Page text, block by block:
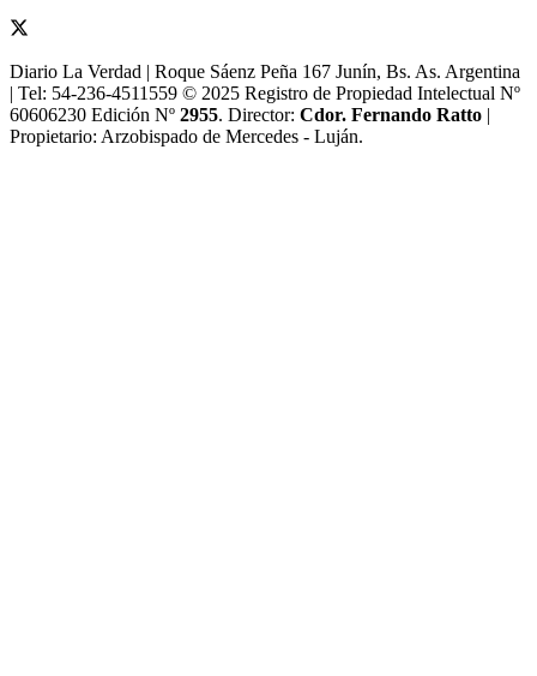
Diario La Verdad | Roque Sáenz Peña 167 Junín, Bs. As. Argentina
| Tel: 54-236-4511559 © 2025 Registro de Propiedad Intelectual Nº
60606230 Edición Nº 2955. Director:​ Cdor. Fernando Ratto |
Propietario:​ Arzobispado de Mercedes - Luján.